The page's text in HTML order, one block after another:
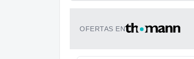
OFERTAS EN